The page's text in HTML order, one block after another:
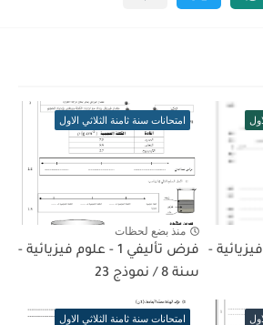
علوم فيزيائية -
امتحانات سنة ثامنة الثلاثي الاول
منذ بضع لحظات
فرض تأليفي 1 - علوم فيزيائية -
سنة 8 / نموذج 23
امتحانات سنة ثامنة الثلاثي الاول